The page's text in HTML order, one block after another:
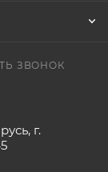
ЗВОНОК
г.